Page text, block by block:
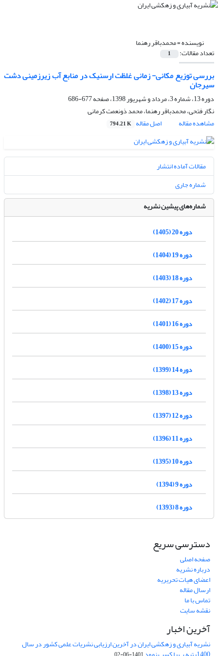
نویسنده =محمدباقر رهنما
تعداد مقالات: 1
بررسی توزیع مکانی- زمانی غلظت ارسنیک در منابع آب زیرزمینی دشت
سیرجان
دوره 13، شماره 3، مرداد و شهریور 1398، صفحه
677-686
نگار فتحی، محمدباقر رهنما، محمد ذونعمت کرمانی
مشاهده مقاله
اصل مقاله 794.21 K
مقالات آماده انتشار
شماره جاری
شماره‌های پیشین نشریه
دوره 20 (1405)
دوره 19 (1404)
دوره 18 (1403)
دوره 17 (1402)
دوره 16 (1401)
دوره 15 (1400)
دوره 14 (1399)
دوره 13 (1398)
دوره 12 (1397)
دوره 11 (1396)
دوره 10 (1395)
دوره 9 (1394)
دوره 8 (1393)
دسترسی سریع
صفحه اصلی
درباره نشریه
اعضای هیات تحریریه
ارسال مقاله
تماس با ما
نقشه سایت
آخرین اخبار
نشریه آبیاری و زهکشی ایران در آخرین ارزیابی نشریات علمی کشور در سال